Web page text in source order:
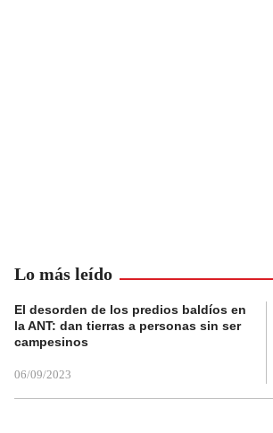
Lo más leído
El desorden de los predios baldíos en
la ANT: dan tierras a personas sin ser
campesinos
06/09/2023